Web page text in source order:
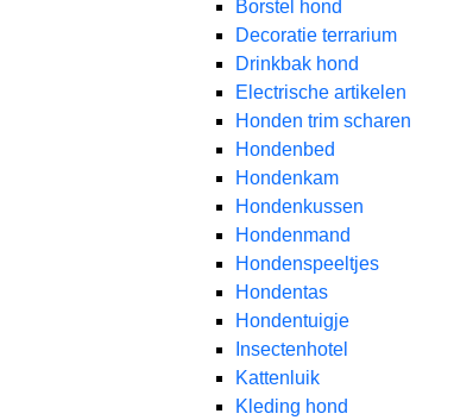
Borstel hond
Decoratie terrarium
Drinkbak hond
Electrische artikelen
Honden trim scharen
Hondenbed
Hondenkam
Hondenkussen
Hondenmand
Hondenspeeltjes
Hondentas
Hondentuigje
Insectenhotel
Kattenluik
Kleding hond